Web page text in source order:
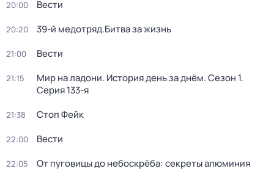
20:00 Вести
20:20 39-й медотряд.Битва за жизнь
21:00 Вести
21:15 Мир на ладони. История день за днём. Сезон 1.
Серия 133-я
21:38 Стоп Фейк
22:00 Вести
22:05 От пуговицы до небоскрёба: секреты алюминия